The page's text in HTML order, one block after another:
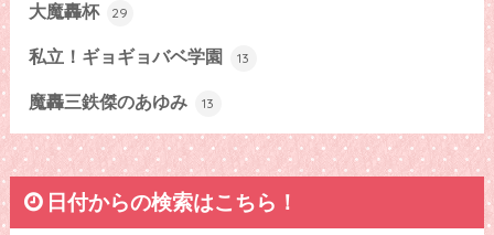
大魔轟杯 29
私立！ギョギョバベ学園 13
魔轟三鉄傑のあゆみ 13
日付からの検索はこちら！